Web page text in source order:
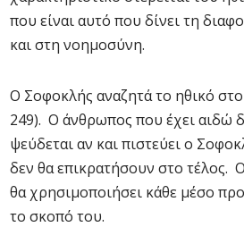
που είναι αυτό που δίνει τη
και στη νοημοσύνη.
Ο Σοφοκλής αναζητά το ηθικό
249). Ο άνθρωπος που έχει αιδώ
ψεύδεται αν και πιστεύει ο
δεν θα επικρατήσουν στο τέλος.
θα χρησιμοποιήσει κάθε μέσο
το σκοπό του.